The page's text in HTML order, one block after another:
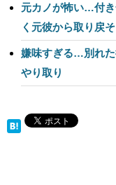
元カノが怖い…付
く元彼から取り戻
嫌味すぎる…別れ
やり取り